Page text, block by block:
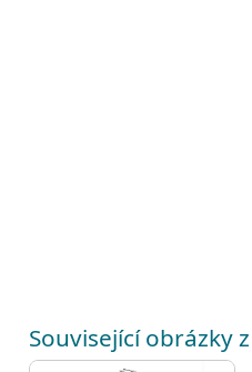
Související obrázky